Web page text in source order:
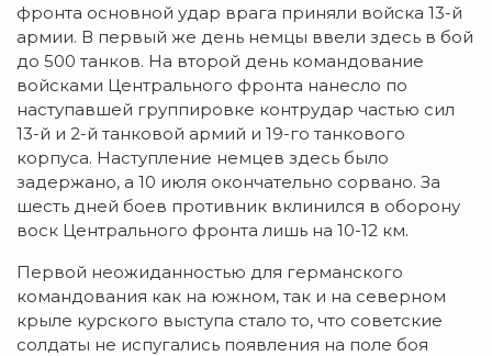
фронта основной удар врага приняли войска 13-й
армии. В первый же день немцы ввели здесь в бой
до 500 танков. На второй день командование
войсками Центрального фронта нанесло по
наступавшей группировке контрудар частью сил
13-й и 2-й танковой армий и 19-го танкового
корпуса. Наступление немцев здесь было
задержано, а 10 июля окончательно сорвано. За
шесть дней боев противник вклинился в оборону
воск Центрального фронта лишь на 10-12 км.
Первой неожиданностью для германского
командования как на южном, так и на северном
крыле курского выступа стало то, что советские
солдаты не испугались появления на поле боя